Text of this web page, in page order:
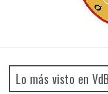
Lo más visto en VdB